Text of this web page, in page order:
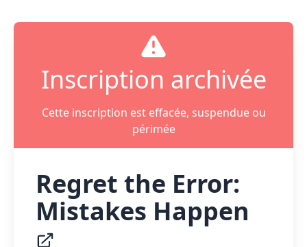
Inscription archivée
Cette inscription est effacée, suspendue ou
périmée
Regret the Error:
Mistakes Happen